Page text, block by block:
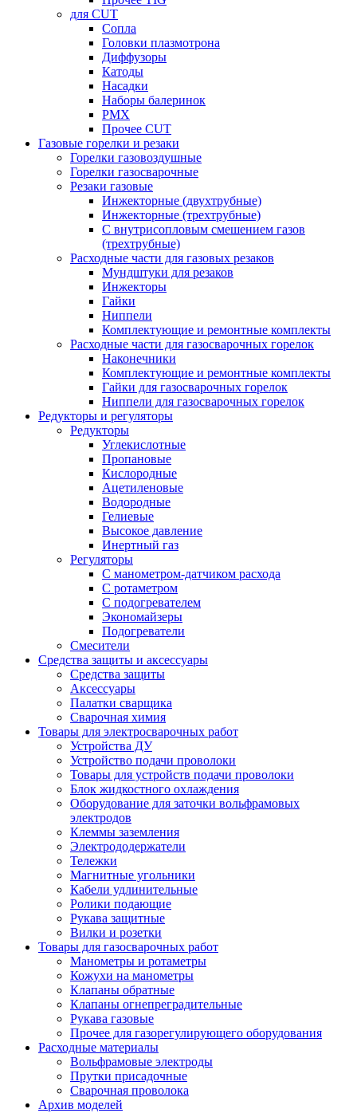
для CUT
Сопла
Головки плазмотрона
Диффузоры
Катоды
Насадки
Наборы балеринок
PMX
Прочее CUT
Газовые горелки и резаки
Горелки газовоздушные
Горелки газосварочные
Резаки газовые
Инжекторные (двухтрубные)
Инжекторные (трехтрубные)
С внутрисопловым смешением газов
(трехтрубные)
Расходные части для газовых резаков
Мундштуки для резаков
Инжекторы
Гайки
Ниппели
Комплектующие и ремонтные комплекты
Расходные части для газосварочных горелок
Наконечники
Комплектующие и ремонтные комплекты
Гайки для газосварочных горелок
Ниппели для газосварочных горелок
Редукторы и регуляторы
Редукторы
Углекислотные
Пропановые
Кислородные
Ацетиленовые
Водородные
Гелиевые
Высокое давление
Инертный газ
Регуляторы
С манометром-датчиком расхода
С ротаметром
С подогревателем
Экономайзеры
Подогреватели
Смесители
Средства защиты и аксессуары
Средства защиты
Аксессуары
Палатки сварщика
Сварочная химия
Товары для электросварочных работ
Устройства ДУ
Устройство подачи проволоки
Товары для устройств подачи проволоки
Блок жидкостного охлаждения
Оборудование для заточки вольфрамовых
электродов
Клеммы заземления
Электрододержатели
Тележки
Магнитные угольники
Кабели удлинительные
Ролики подающие
Рукава защитные
Вилки и розетки
Товары для газосварочных работ
Манометры и ротаметры
Кожухи на манометры
Клапаны обратные
Клапаны огнепреградительные
Рукава газовые
Прочее для газорегулирующего оборудования
Расходные материалы
Вольфрамовые электроды
Прутки присадочные
Сварочная проволока
Архив моделей